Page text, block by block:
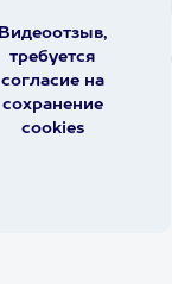
Видеоотзыв,
требуется
согласие на
сохранение
cookies